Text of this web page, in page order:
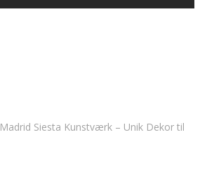
Madrid Siesta Kunstværk – Unik Dekor til